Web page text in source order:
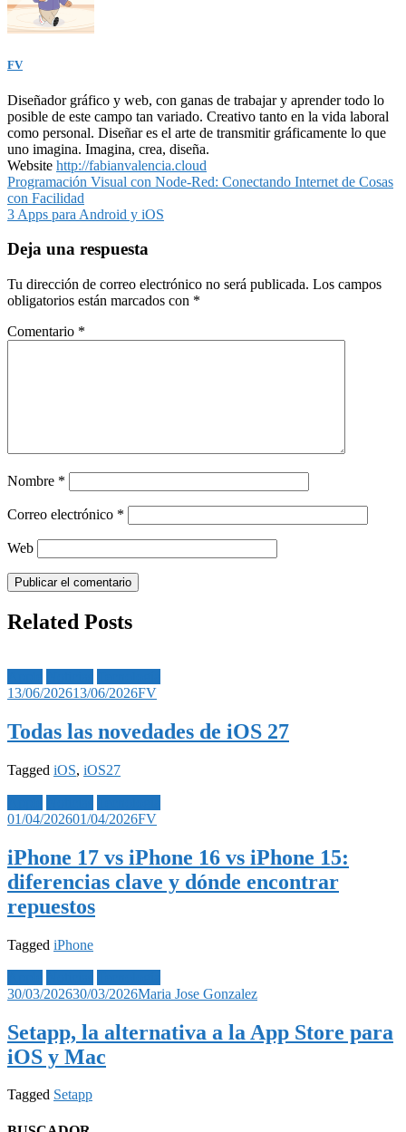
FV
Diseñador gráfico y web, con ganas de trabajar y aprender todo lo
posible de este campo tan variado. Creativo tanto en la vida laboral
como personal. Diseñar es el arte de transmitir gráficamente lo que
uno imagina. Imagina, crea, diseña.
Website http://fabianvalencia.cloud
Navegación
de
Programación Visual con Node-Red: Conectando Internet de Cosas
con Facilidad
3 Apps para Android y iOS
Deja una respuesta
Tu dirección de correo electrónico no será publicada. Los campos
obligatorios están marcados con *
Comentario *
Nombre *
Correo electrónico *
Web
Related Posts
13/06/202613/06/2026FV
Todas las novedades de iOS 27
Tagged iOS, iOS27
01/04/202601/04/2026FV
iPhone 17 vs iPhone 16 vs iPhone 15:
diferencias clave y dónde encontrar
repuestos
Tagged iPhone
30/03/202630/03/2026Maria Jose Gonzalez
Setapp, la alternativa a la App Store para
iOS y Mac
Tagged Setapp